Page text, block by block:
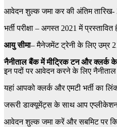
आवेदन शुल्क जमा कर की अंतिम तारिख-
भर्ती परीक्षा – अगस्त 2021 में प्रस्तावित
आयु सीमा– मैनेजमेंट ट्रेनी के लिए उम्र
नैनीताल बैंक मेंमीट्रिक टनऔर क्लर्क के
इन पदों पर आवेदन करने के लिए
यहां आपको क्लर्क और एमटी भर्ती का
जरूरी डाक्यूमेंट्स के साथ आप एप्लीकेशन
आवेदन शुल्क जमा करें और सबमिट पर